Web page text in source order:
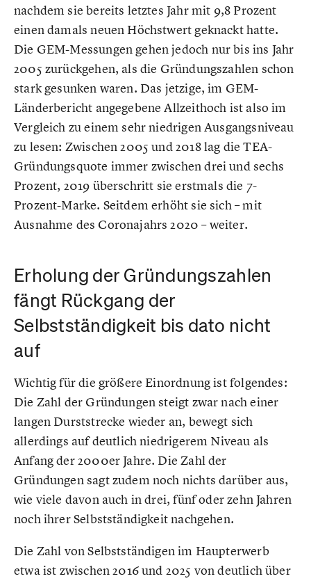
nachdem sie bereits letztes Jahr mit 9,8 Prozent
einen damals neuen Höchstwert geknackt hatte.
Die GEM-Messungen gehen jedoch nur bis ins Jahr
2005 zurückgehen, als die Gründungszahlen schon
stark gesunken waren. Das jetzige, im GEM-
Länderbericht angegebene Allzeithoch ist also im
Vergleich zu einem sehr niedrigen Ausgangsniveau
zu lesen: Zwischen 2005 und 2018 lag die TEA-
Gründungsquote immer zwischen drei und sechs
Prozent, 2019 überschritt sie erstmals die 7-
Prozent-Marke. Seitdem erhöht sie sich – mit
Ausnahme des Coronajahrs 2020 – weiter.
Erholung der Gründungszahlen
fängt Rückgang der
Selbstständigkeit bis dato nicht
auf
Wichtig für die größere Einordnung ist folgendes:
Die Zahl der Gründungen steigt zwar nach einer
langen Durststrecke wieder an, bewegt sich
allerdings auf deutlich niedrigerem Niveau als
Anfang der 2000er Jahre. Die Zahl der
Gründungen sagt zudem noch nichts darüber aus,
wie viele davon auch in drei, fünf oder zehn Jahren
noch ihrer Selbstständigkeit nachgehen.
Die Zahl von Selbstständigen im Haupterwerb
etwa ist zwischen 2016 und 2025 von deutlich über